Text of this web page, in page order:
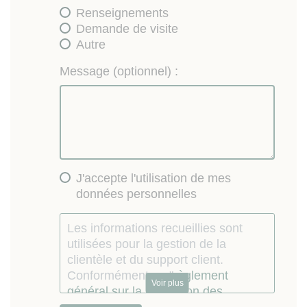
Renseignements
Demande de visite
Autre
Message (optionnel) :
J'accepte l'utilisation de mes
données personnelles
Les informations recueillies sont
utilisées pour la gestion de la
clientèle et du support client.
Conformément au "règlement
général sur la protection des
Voir plus